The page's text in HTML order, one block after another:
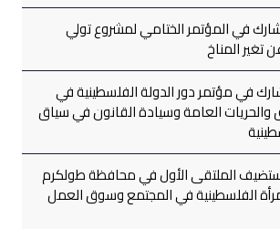
في المؤتمر الختامي لمشروع تولي
تغير المناخ
في مؤتمر دور الدولة الفلسطينية في
والحريات العامة وسيادة القانون في سياق
الملتقى الأول في محافظة طولكرم
الفلسطينية في المجتمع وسوق العمل